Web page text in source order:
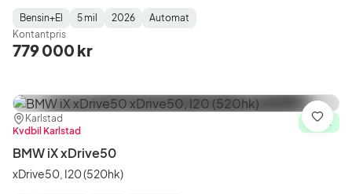
Fuel
Type:
Bensin+El
Mätarställning:
5 mil
Model
Year:
2026
Gearbox
Type:
Automat
Kontantpris
779 000 kr
Plats:
Karlstad
Återförsäljare:
Kvdbil Karlstad
I lager
BMW iX xDrive50
xDrive50, I20 (520hk)
Spara